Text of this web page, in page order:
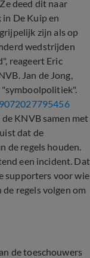
deed dit naar
De Kuip en
zijn als op
wedstrijden
reageert Eric
Jan de Jong,
"symboolpolitiek".
KNVB samen met
dat de
de regels houden.
een incident. Dat
supporters voor wie
regels volgen om
de toeschouwers